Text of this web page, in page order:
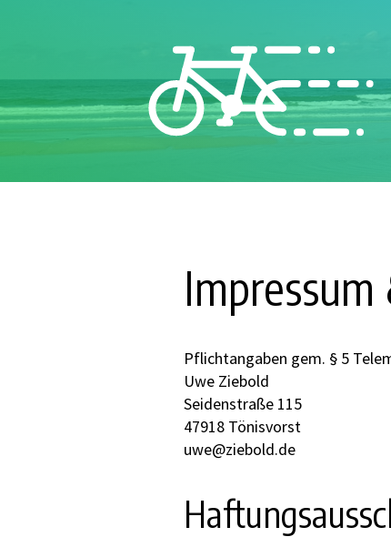
Pflichtangaben gem. § 5
Uwe Ziebold
Seidenstraße 115
47918 Tönisvorst
uwe@ziebold.de